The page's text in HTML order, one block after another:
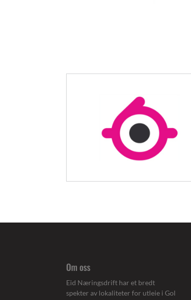
Om oss
Eid Næringsdrift har et bredt
spekter av lokaliteter for utleie i Gol